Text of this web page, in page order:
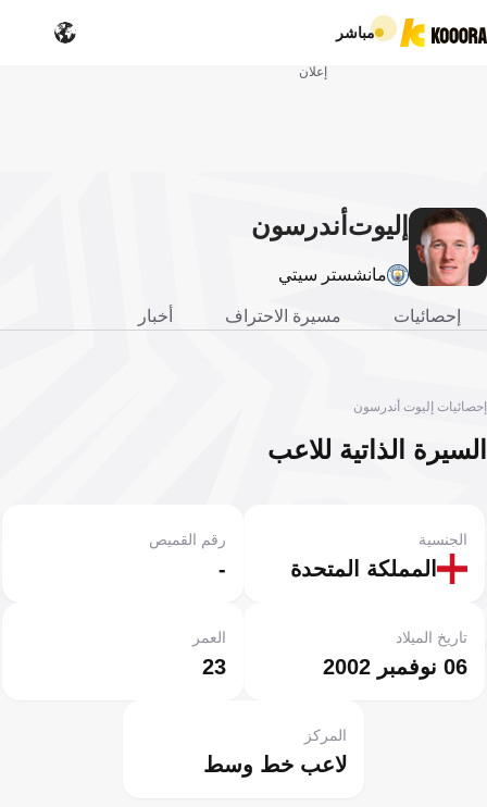
مباشر
إعلان
إليوت أندرسون
مانشستر سيتي
إحصائيات مسيرة الاحتراف أخبار
إحصائيات إليوت أندرسون
السيرة الذاتية للاعب
المملكة المتحدة
الجنسية
-
رقم القميص
06 نوفمبر 2002
تاريخ الميلاد
23
العمر
لاعب خط وسط
المركز